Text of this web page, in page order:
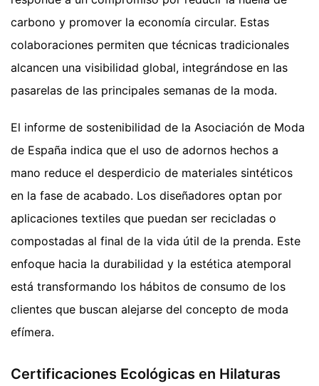
carbono y promover la economía circular. Estas
colaboraciones permiten que técnicas tradicionales
alcancen una visibilidad global, integrándose en las
pasarelas de las principales semanas de la moda.
El informe de sostenibilidad de la Asociación de Moda
de España indica que el uso de adornos hechos a
mano reduce el desperdicio de materiales sintéticos
en la fase de acabado. Los diseñadores optan por
aplicaciones textiles que puedan ser recicladas o
compostadas al final de la vida útil de la prenda. Este
enfoque hacia la durabilidad y la estética atemporal
está transformando los hábitos de consumo de los
clientes que buscan alejarse del concepto de moda
efímera.
Certificaciones Ecológicas en Hilaturas